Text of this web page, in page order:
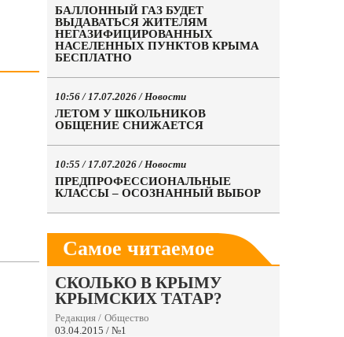
БАЛЛОННЫЙ ГАЗ БУДЕТ
ВЫДАВАТЬСЯ ЖИТЕЛЯМ
НЕГАЗИФИЦИРОВАННЫХ
НАСЕЛЕННЫХ ПУНКТОВ КРЫМА
БЕСПЛАТНО
10:56 / 17.07.2026 /Новости
ЛЕТОМ У ШКОЛЬНИКОВ
ОБЩЕНИЕ СНИЖАЕТСЯ
10:55 / 17.07.2026 /Новости
ПРЕДПРОФЕССИОНАЛЬНЫЕ
КЛАССЫ – ОСОЗНАННЫЙ ВЫБОР
Самое читаемое
СКОЛЬКО В КРЫМУ
КРЫМСКИХ ТАТАР?
Редакция / Общество
03.04.2015 / №1